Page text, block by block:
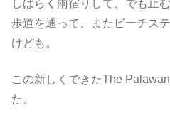
しばらく雨宿りして、でも止
歩道を通って、またビーチス
けども。
この新しくできたThe
た。